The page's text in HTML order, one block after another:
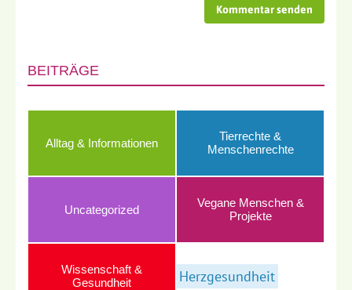
BEITRÄGE
Alltag & Informationen
Tierrechte &
Menschenrechte
Uncategorized
Vegane Menschen &
Projekte
Wissenschaft &
Gesundheit
Herzgesundheit